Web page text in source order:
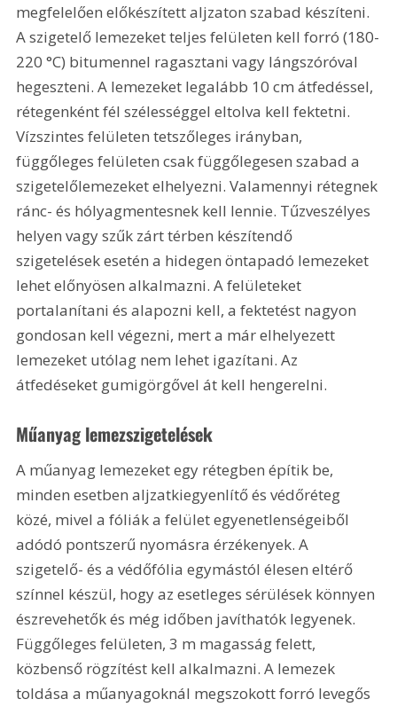
megfelelően előkészített aljzaton szabad készíteni.
A szigetelő lemezeket teljes felületen kell forró (180-
220 °C) bitumennel ragasztani vagy lángszóróval
hegeszteni. A lemezeket legalább 10 cm átfedéssel,
rétegenként fél szélességgel eltolva kell fektetni.
Vízszintes felületen tetszőleges irányban,
függőleges felületen csak függőlegesen szabad a
szigetelőlemezeket elhelyezni. Valamennyi rétegnek
ránc- és hólyagmentesnek kell lennie. Tűzveszélyes
helyen vagy szűk zárt térben készítendő
szigetelések esetén a hidegen öntapadó lemezeket
lehet előnyösen alkalmazni. A felületeket
portalanítani és alapozni kell, a fektetést nagyon
gondosan kell végezni, mert a már elhelyezett
lemezeket utólag nem lehet igazítani. Az
átfedéseket gumigörgővel át kell hengerelni.
Műanyag lemezszigetelések
A műanyag lemezeket egy rétegben építik be,
minden esetben aljzatkiegyenlítő és védőréteg
közé, mivel a fóliák a felület egyenetlenségeiből
adódó pontszerű nyomásra érzékenyek. A
szigetelő- és a védőfólia egymástól élesen eltérő
színnel készül, hogy az esetleges sérülések könnyen
észrevehetők és még időben javíthatók legyenek.
Függőleges felületen, 3 m magasság felett,
közbenső rögzítést kell alkalmazni. A lemezek
toldása a műanyagoknál megszokott forró levegős